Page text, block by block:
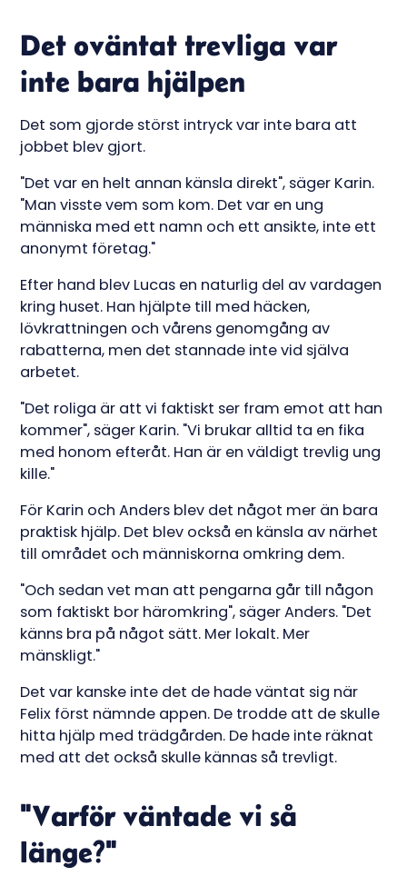
Det oväntat trevliga var
inte bara hjälpen
Det som gjorde störst intryck var inte bara att
jobbet blev gjort.
"Det var en helt annan känsla direkt", säger Karin.
"Man visste vem som kom. Det var en ung
människa med ett namn och ett ansikte, inte ett
anonymt företag."
Efter hand blev Lucas en naturlig del av vardagen
kring huset. Han hjälpte till med häcken,
lövkrattningen och vårens genomgång av
rabatterna, men det stannade inte vid själva
arbetet.
"Det roliga är att vi faktiskt ser fram emot att han
kommer", säger Karin. "Vi brukar alltid ta en fika
med honom efteråt. Han är en väldigt trevlig ung
kille."
För Karin och Anders blev det något mer än bara
praktisk hjälp. Det blev också en känsla av närhet
till området och människorna omkring dem.
"Och sedan vet man att pengarna går till någon
som faktiskt bor häromkring", säger Anders. "Det
känns bra på något sätt. Mer lokalt. Mer
mänskligt."
Det var kanske inte det de hade väntat sig när
Felix först nämnde appen. De trodde att de skulle
hitta hjälp med trädgården. De hade inte räknat
med att det också skulle kännas så trevligt.
"Varför väntade vi så
länge?"